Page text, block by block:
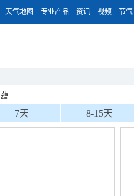
天气地图 专业产品 资讯 视频 节气
7天 8-15天